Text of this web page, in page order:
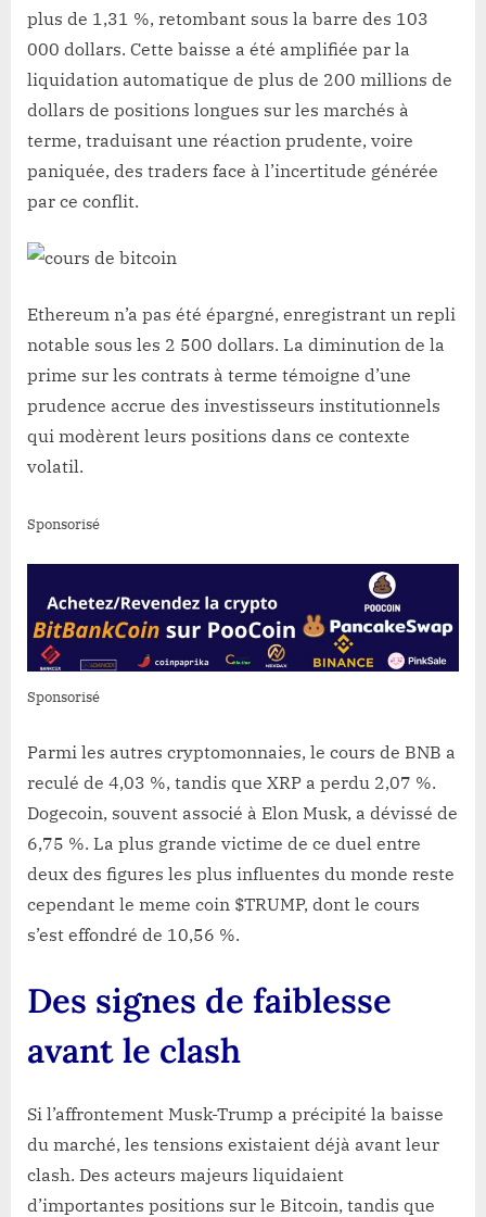
plus de 1,31 %, retombant sous la barre des 103
000 dollars. Cette baisse a été amplifiée par la
liquidation automatique de plus de 200 millions de
dollars de positions longues sur les marchés à
terme, traduisant une réaction prudente, voire
paniquée, des traders face à l’incertitude générée
par ce conflit.
Ethereum n’a pas été épargné, enregistrant un repli
notable sous les 2 500 dollars. La diminution de la
prime sur les contrats à terme témoigne d’une
prudence accrue des investisseurs institutionnels
qui modèrent leurs positions dans ce contexte
volatil.
Sponsorisé
Sponsorisé
Parmi les autres cryptomonnaies, le cours de BNB a
reculé de 4,03 %, tandis que XRP a perdu 2,07 %.
Dogecoin, souvent associé à Elon Musk, a dévissé de
6,75 %. La plus grande victime de ce duel entre
deux des figures les plus influentes du monde reste
cependant le meme coin $TRUMP, dont le cours
s’est effondré de 10,56 %.
Des signes de faiblesse
avant le clash
Si l’affrontement Musk-Trump a précipité la baisse
du marché, les tensions existaient déjà avant leur
clash. Des acteurs majeurs liquidaient
d’importantes positions sur le Bitcoin, tandis que